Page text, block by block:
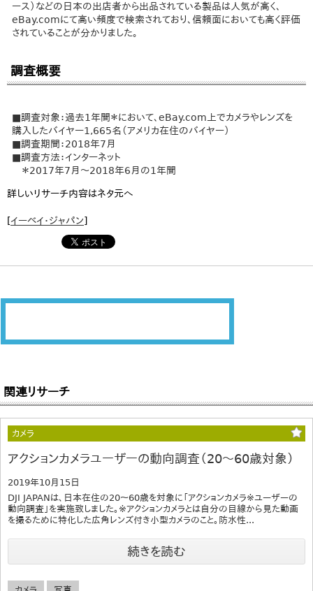
ース）などの日本の出店者から出品されている製品は人気が高く、
eBay.comにて高い頻度で検索されており、信頼面においても高く評価
されていることが分かりました。
調査概要
■調査対象：過去1年間＊において、eBay.com上でカメラやレンズを
購入したバイヤー1,665名（アメリカ在住のバイヤー）
■調査期間：2018年7月
■調査方法：インターネット
＊2017年7月～2018年6月の1年間
詳しいリサーチ内容はネタ元へ
[イーベイ・ジャパン]
関連リサーチ
カメラ
アクションカメラユーザーの動向調査（20～60歳対象）
2019年10月15日
DJI JAPANは、日本在住の20～60歳を対象に「アクションカメラ※ユーザーの
動向調査」を実施致しました。※アクションカメラとは自分の目線から見た動画
を撮るために特化した広角レンズ付き小型カメラのこと。防水性...
続きを読む